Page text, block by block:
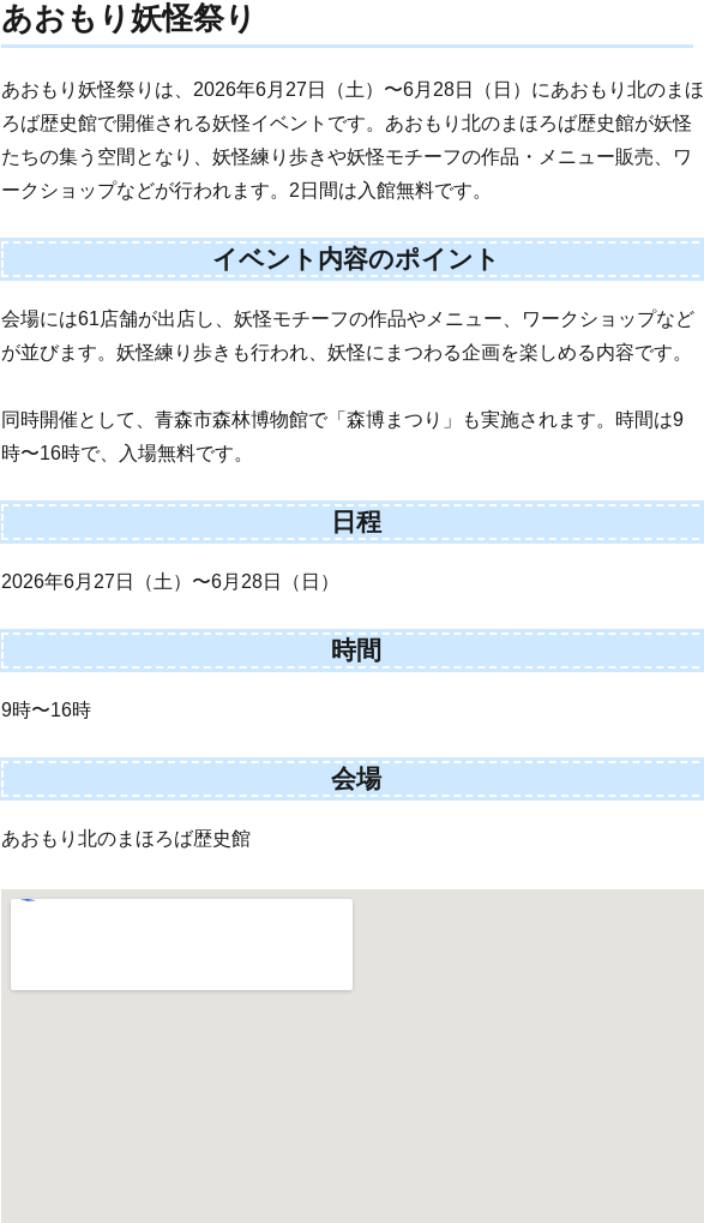
あおもり妖怪祭り
あおもり妖怪祭りは、2026年6月27日（土）〜6月28日（日）にあおもり北のまほ
ろば歴史館で開催される妖怪イベントです。あおもり北のまほろば歴史館が妖怪
たちの集う空間となり、妖怪練り歩きや妖怪モチーフの作品・メニュー販売、ワ
ークショップなどが行われます。2日間は入館無料です。
イベント内容のポイント
会場には61店舗が出店し、妖怪モチーフの作品やメニュー、ワークショップなど
が並びます。妖怪練り歩きも行われ、妖怪にまつわる企画を楽しめる内容です。
同時開催として、青森市森林博物館で「森博まつり」も実施されます。時間は9
時〜16時で、入場無料です。
日程
2026年6月27日（土）〜6月28日（日）
時間
9時〜16時
会場
あおもり北のまほろば歴史館